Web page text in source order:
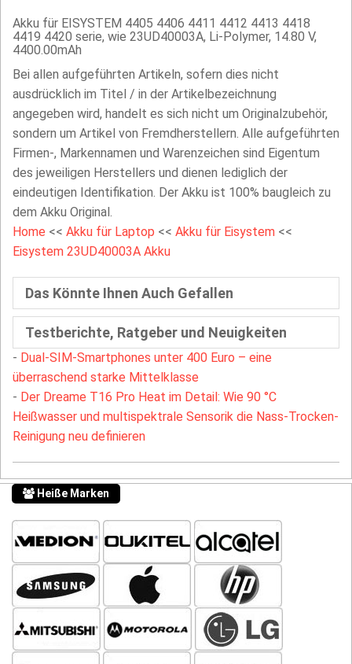
Akku für EISYSTEM 4405 4406 4411 4412 4413 4418
4419 4420 serie, wie 23UD40003A, Li-Polymer, 14.80 V,
4400.00mAh
Bei allen aufgeführten Artikeln, sofern dies nicht
ausdrücklich im Titel / in der Artikelbezeichnung
angegeben wird, handelt es sich nicht um Originalzubehör,
sondern um Artikel von Fremdherstellern. Alle aufgeführten
Firmen-, Markennamen und Warenzeichen sind Eigentum
des jeweiligen Herstellers und dienen lediglich der
eindeutigen Identifikation. Der Akku ist 100% baugleich zu
dem Akku Original.
Home << Akku für Laptop << Akku für Eisystem <<
Eisystem 23UD40003A Akku
Das Könnte Ihnen Auch Gefallen
Testberichte, Ratgeber und Neuigkeiten
- Dual-SIM-Smartphones unter 400 Euro – eine
überraschend starke Mittelklasse
- Der Dreame T16 Pro Heat im Detail: Wie 90 °C
Heißwasser und multispektrale Sensorik die Nass-Trocken-
Reinigung neu definieren
Heiße Marken